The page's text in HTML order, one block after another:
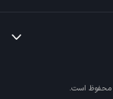
محفوظ است.